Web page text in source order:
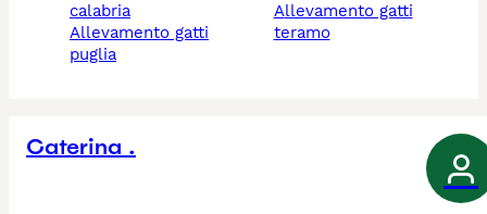
calabria
allevamento gatti
puglia
allevamento gatti
teramo
Caterina .